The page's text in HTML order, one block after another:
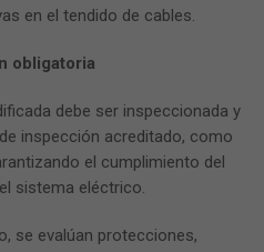
en el tendido de cables.
obligatoria
debe ser inspeccionada y
inspección acreditado, como
el cumplimiento del
sistema eléctrico.
se evalúan protecciones,